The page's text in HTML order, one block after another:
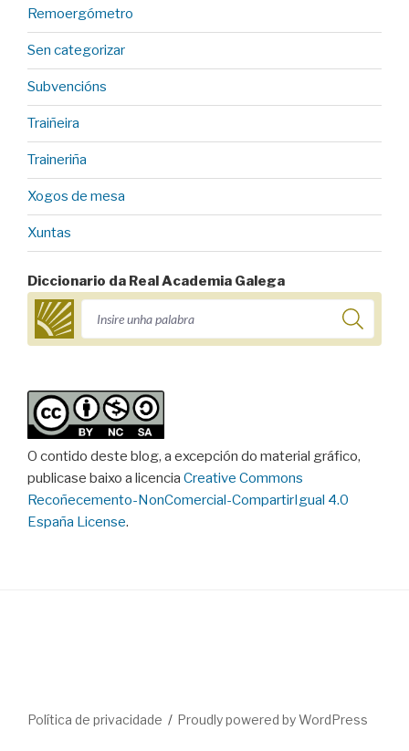
Remoergómetro
Sen categorizar
Subvencións
Traiñeira
Traineriña
Xogos de mesa
Xuntas
Diccionario da Real Academia Galega
O contido deste blog, a excepción do material gráfico,
publicase baixo a licencia Creative Commons
Recoñecemento-NonComercial-CompartirIgual 4.0
España License.
Política de privacidade Proudly powered by WordPress